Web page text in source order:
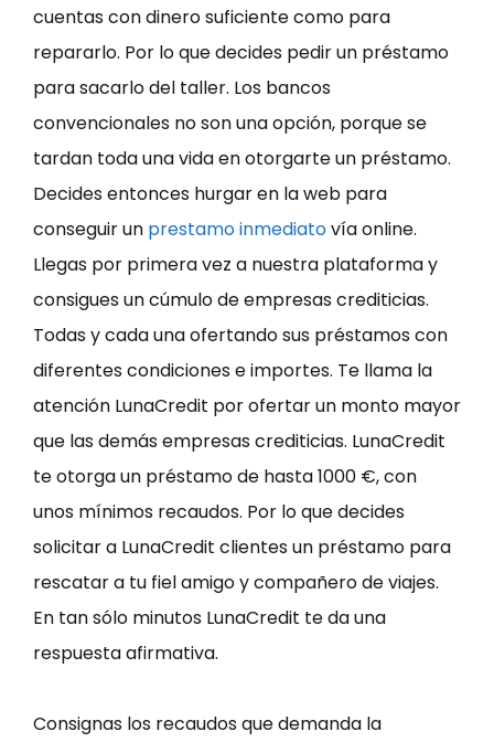
cuentas con dinero suficiente como para
repararlo. Por lo que decides pedir un préstamo
para sacarlo del taller. Los bancos
convencionales no son una opción, porque se
tardan toda una vida en otorgarte un préstamo.
Decides entonces hurgar en la web para
conseguir un prestamo inmediatovía online.
Llegas por primera vez a nuestra plataforma y
consigues un cúmulo de empresas crediticias.
Todas y cada una ofertando sus préstamos con
diferentes condiciones e importes. Te llama la
atención LunaCredit por ofertar un monto mayor
que las demás empresas crediticias. LunaCredit
te otorga un préstamo de hasta 1000 €, con
unos mínimos recaudos. Por lo que decides
solicitar a LunaCredit clientes un préstamo para
rescatar a tu fiel amigo y compañero de viajes.
En tan sólo minutos LunaCredit te da una
respuesta afirmativa.
Consignas los recaudos que demanda la